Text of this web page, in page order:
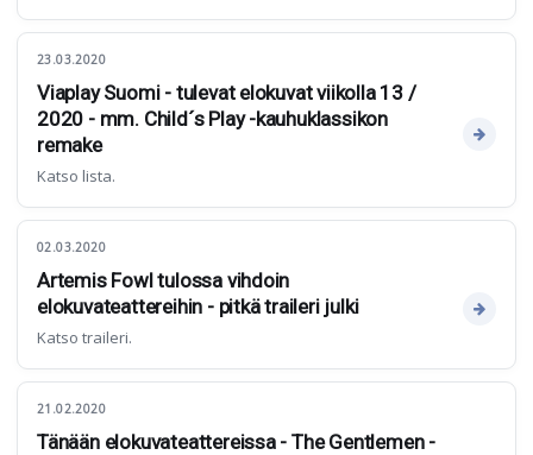
23.03.2020
Viaplay Suomi - tulevat elokuvat viikolla 13 /
2020 - mm. Child´s Play -kauhuklassikon
remake
Katso lista.
02.03.2020
Artemis Fowl tulossa vihdoin
elokuvateattereihin - pitkä traileri julki
Katso traileri.
21.02.2020
Tänään elokuvateattereissa - The Gentlemen -